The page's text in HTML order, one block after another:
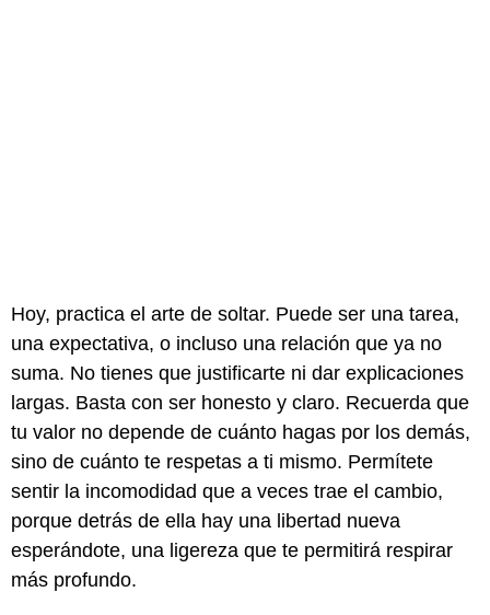
Hoy, practica el arte de soltar. Puede ser una tarea,
una expectativa, o incluso una relación que ya no
suma. No tienes que justificarte ni dar explicaciones
largas. Basta con ser honesto y claro. Recuerda que
tu valor no depende de cuánto hagas por los demás,
sino de cuánto te respetas a ti mismo. Permítete
sentir la incomodidad que a veces trae el cambio,
porque detrás de ella hay una libertad nueva
esperándote, una ligereza que te permitirá respirar
más profundo.